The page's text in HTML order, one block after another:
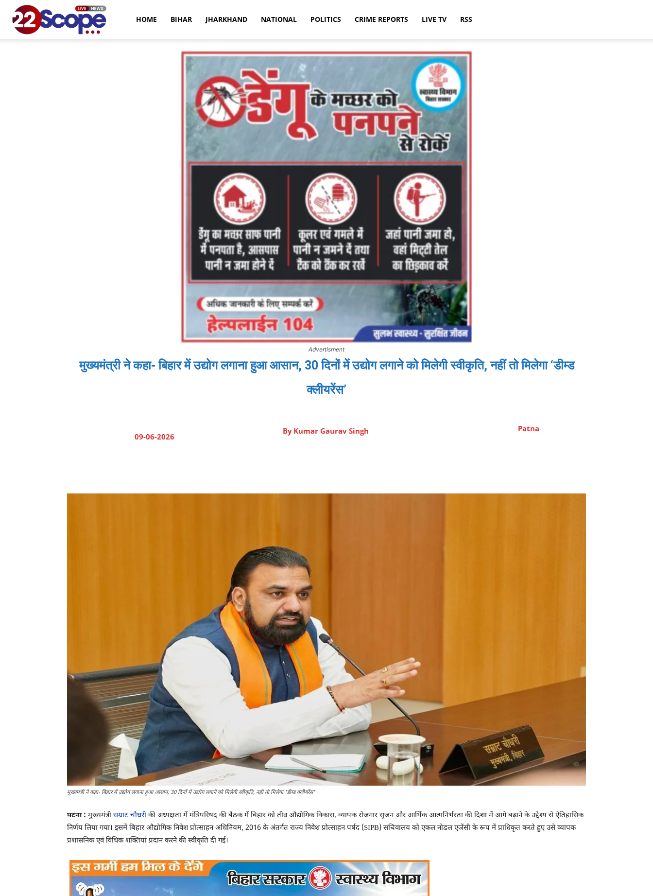
HOME BIHAR JHARKHAND NATIONAL POLITICS CRIME REPORTS LIVE TV RSS
Advertisment
मुख्यमंत्री ने कहा- बिहार में उद्योग लगाना हुआ आसान, 30 दिनों में उद्योग लगाने को मिलेगी स्वीकृति, नहीं तो मिलेगा ‘डीम्ड
क्लीयरेंस’
09-06-2026
By Kumar Gaurav Singh Patna
मुख्यमंत्री ने कहा- बिहार में उद्योग लगाना हुआ आसान, 30 दिनों में उद्योग लगाने को मिलेगी स्वीकृति, नहीं तो मिलेगा 'डीम्ड क्लीयरेंस'
पटना : मुख्यमंत्री सम्राट चौधरीकी अध्यक्षता में मंत्रिपरिषद की बैठक में बिहार को तीव्र औद्योगिक विकास, व्यापक रोजगार सृजन और आर्थिक आत्मनिर्भरता की दिशा में आगे बढ़ाने के उद्देश्य से ऐतिहासिक
निर्णय लिया गया। इसमें बिहार औद्योगिक निवेश प्रोत्साहन अधिनियम, 2016 के अंतर्गत राज्य निवेश प्रोत्साहन पर्षद (SIPB) सचिवालय को एकल नोडल एजेंसी के रूप में प्राधिकृत करते हुए उसे व्यापक
प्रशासनिक एवं विधिक शक्तियां प्रदान करने की स्वीकृति दी गई।